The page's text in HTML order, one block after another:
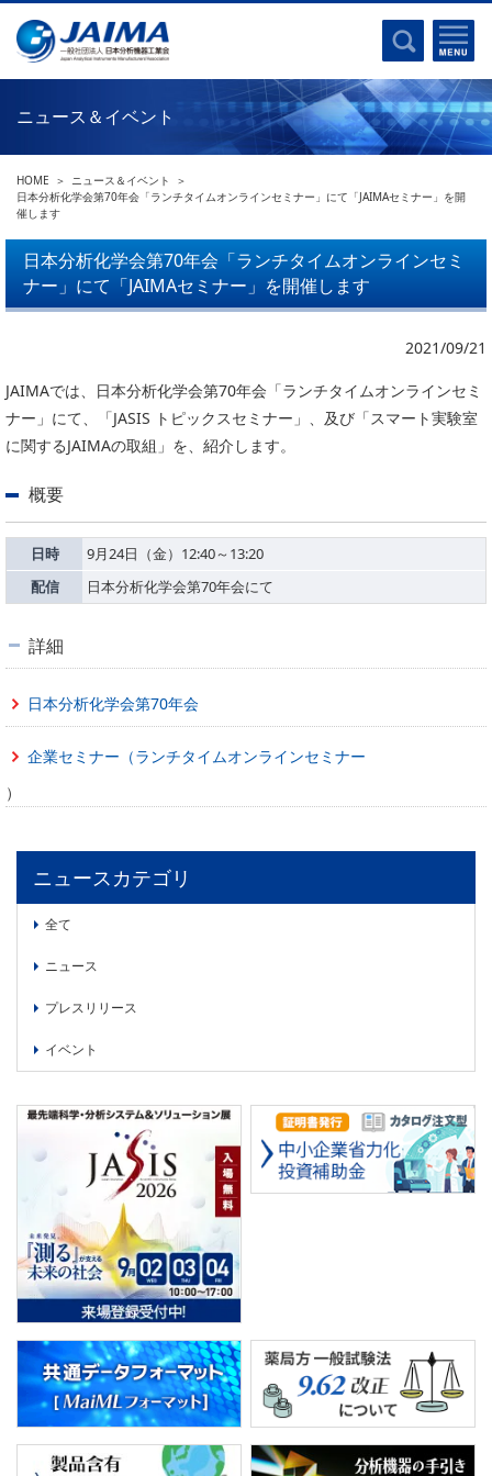
事業計画書
沿革
関連リンク
主な活動
分析機器・科学機器遺産認定
製品含有化学物質規制 UPDATE
統計
委員会活動
協力企業との適正取引の推進
分析用X線検査装置他PCB廃棄物処理について
会員リスト
入会のご案内
ニュース
プレスリリース
はじめに
電磁波(光)
クロマトグラフ
質量分析
電子顕微鏡
熱分析
電気化学
磁気共鳴
機器分析が支える、豊かな暮らしと産業のフロンティア
総論・各種分析法
ライフサイエンス
イメージング
PICK UP
ニュース＆イベント
HOME
ニュース＆イベント
日本分析化学会第70年会「ランチタイムオンラインセミナー」にて「JAIMAセミナー」を開
催します
日本分析化学会第70年会「ランチタイムオンラインセミ
ナー」にて「JAIMAセミナー」を開催します
2021/09/21
JAIMAでは、日本分析化学会第70年会「ランチタイムオンラインセミ
ナー」にて、「JASIS トピックスセミナー」、及び「スマート実験室
に関するJAIMAの取組」を、紹介します。
概要
日時
9月24日（金）12:40～13:20
配信
日本分析化学会第70年会にて
詳細
日本分析化学会第70年会
企業セミナー（ランチタイムオンラインセミナー
）
ニュースカテゴリ
全て
ニュース
プレスリリース
イベント